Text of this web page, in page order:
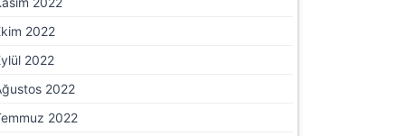
2022
2022
2022
2022